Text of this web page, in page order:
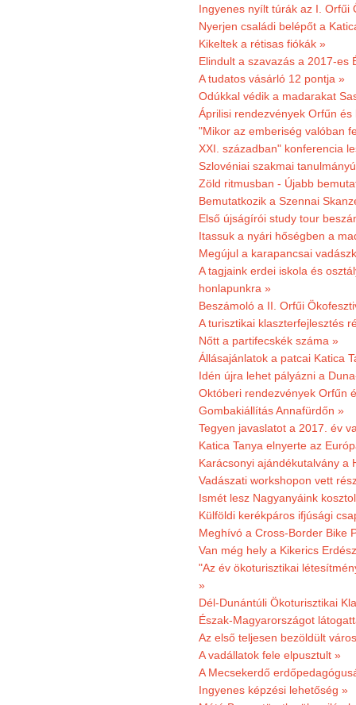
Ingyenes nyílt túrák az I. Orfűi
Nyerjen családi belépőt a
Kikeltek a rétisas fiókák »
Elindult a szavazás a 2017-es
A tudatos vásárló 12 pontja »
Odúkkal védik a madarakat
Áprilisi rendezvények Orfűn és
"Mikor az emberiség valóban
XXI. században" konferencia
Szlovéniai szakmai
Zöld ritmusban - Újabb
Bemutatkozik a Szennai
Első újságírói study tour
Itassuk a nyári hőségben a
Megújul a karapancsai
A tagjaink erdei iskola és
honlapunkra »
Beszámoló a II. Orfűi
A turisztikai klaszterfejlesztés
Nőtt a partifecskék száma »
Állásajánlatok a patcai Katica
Idén újra lehet pályázni a
Októberi rendezvények Orfűn
Gombakiállítás Annafürdőn »
Tegyen javaslatot a 2017. év
Katica Tanya elnyerte az
Karácsonyi ajándékutalvány a
Vadászati workshopon vett
Ismét lesz Nagyanyáink
Külföldi kerékpáros ifjúsági
Meghívó a Cross-Border Bike
Van még hely a Kikerics
"Az év ökoturisztikai
»
Dél-Dunántúli Ökoturisztikai
Észak-Magyarországot
Az első teljesen bezöldült
A vadállatok fele elpusztult »
A Mecsekerdő
Ingyenes képzési lehetőség »